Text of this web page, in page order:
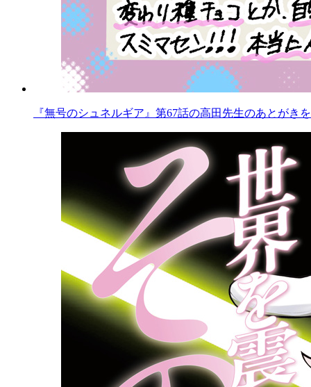
『無号のシュネルギア』第67話の高田先生のあとがき